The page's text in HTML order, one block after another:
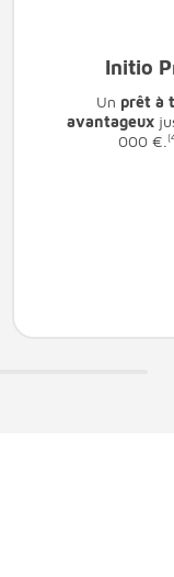
Initio
Un prêt à
avantageux
000 €.